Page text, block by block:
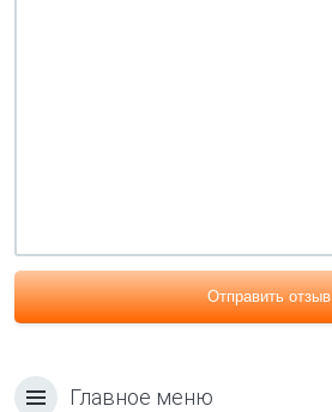
Отправить отзыв
Главное меню